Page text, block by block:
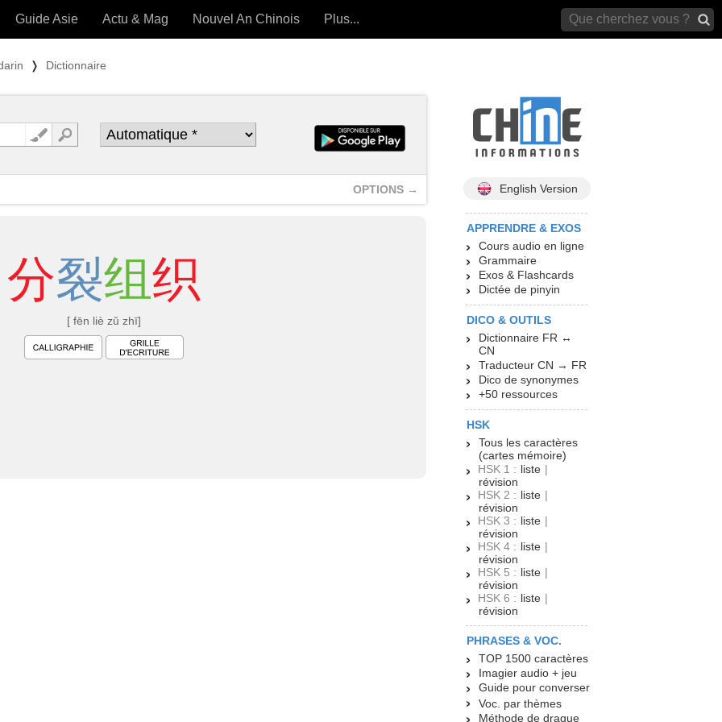
OUTILS) »
Guide Asie Actu & Mag Nouvel An Chinois Plus...
❭ Dictionnaire
OPTIONS →
分裂组织
[ fēn liè zǔ zhī]
English Version
APPRENDRE & EXOS
Cours audio en ligne
Grammaire
Exos & Flashcards
Dictée de pinyin
DICO & OUTILS
Dictionnaire FR ↔
CN
Traducteur CN → FR
Dico de synonymes
+50 ressources
HSK
Tous les caractères
(cartes mémoire)
HSK 1 : liste |
révision
HSK 2 : liste |
révision
HSK 3 : liste |
révision
HSK 4 : liste |
révision
HSK 5 : liste |
révision
HSK 6 : liste |
révision
PHRASES & VOC.
TOP 1500 caractères
Imagier audio + jeu
Guide pour converser
Voc. par thèmes
Méthode de drague